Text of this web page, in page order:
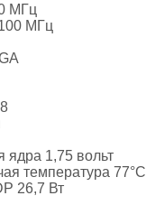
МГц
МГц
ядра 1,75 вольт
температура 77°C
26,7 Вт